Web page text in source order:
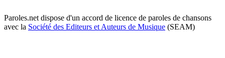
Paroles.net dispose d'un accord de licence de paroles de chansons
avec la Société des Editeurs et Auteurs de Musique (SEAM)